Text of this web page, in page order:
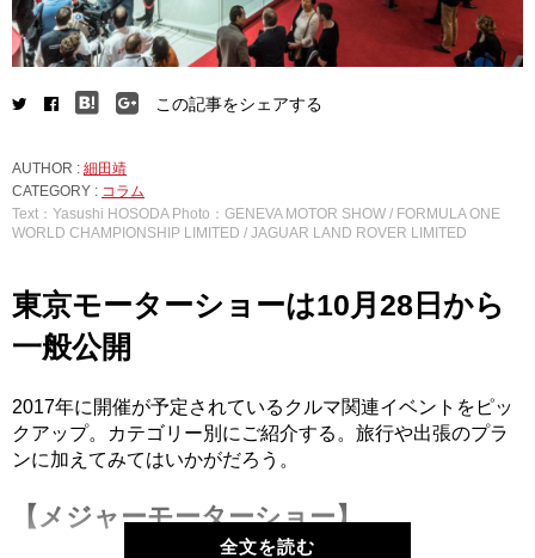
この記事をシェアする
AUTHOR : 細田靖
CATEGORY : コラム
Text：Yasushi HOSODA Photo：GENEVA MOTOR SHOW / FORMULA ONE
WORLD CHAMPIONSHIP LIMITED / JAGUAR LAND ROVER LIMITED
東京モーターショーは10月28日から
一般公開
2017年に開催が予定されているクルマ関連イベントをピッ
クアップ。カテゴリー別にご紹介する。旅行や出張のプラ
ンに加えてみてはいかがだろう。
【メジャーモーターショー】
全文を読む